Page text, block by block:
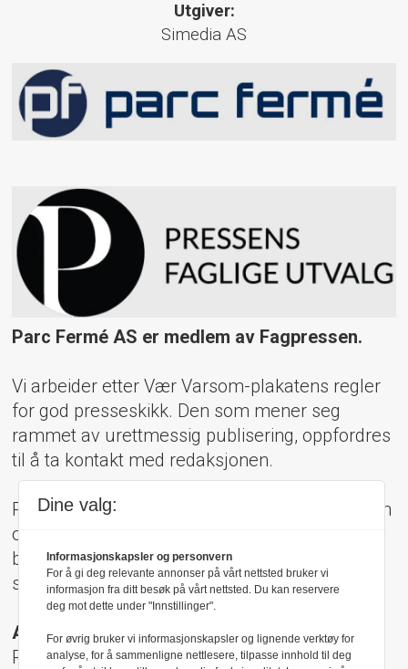
Utgiver:
Simedia AS
Parc Fermé AS er medlem av Fagpressen.
Vi arbeider etter Vær Varsom-plakatens regler
for god presseskikk. Den som mener seg
rammet av urettmessig publisering, oppfordres
til å ta kontakt med redaksjonen.
Pressens Faglige Utvalg (PFU) er et klageorgan
oppnevnt av Norsk Presseforbund som
behandler klager mot mediene i presseetiske
spørsmål.
Adresse:
Rådhusgt 17, 0158 Oslo
Dine valg:
Informasjonskapsler og personvern
For å gi deg relevante annonser på vårt nettsted bruker vi
informasjon fra ditt besøk på vårt nettsted. Du kan reservere
deg mot dette under "Innstillinger".
For øvrig bruker vi informasjonskapsler og lignende verktøy for
analyse, for å sammenligne nettlesere, tilpasse innhold til deg